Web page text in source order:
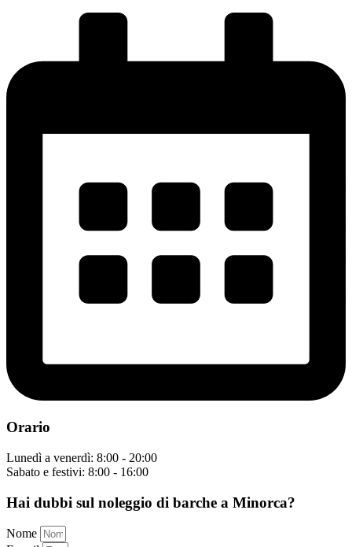
Orario
Lunedì a venerdì: 8:00 - 20:00
Sabato e festivi: 8:00 - 16:00
Hai dubbi sul noleggio di barche a Minorca?
Nome